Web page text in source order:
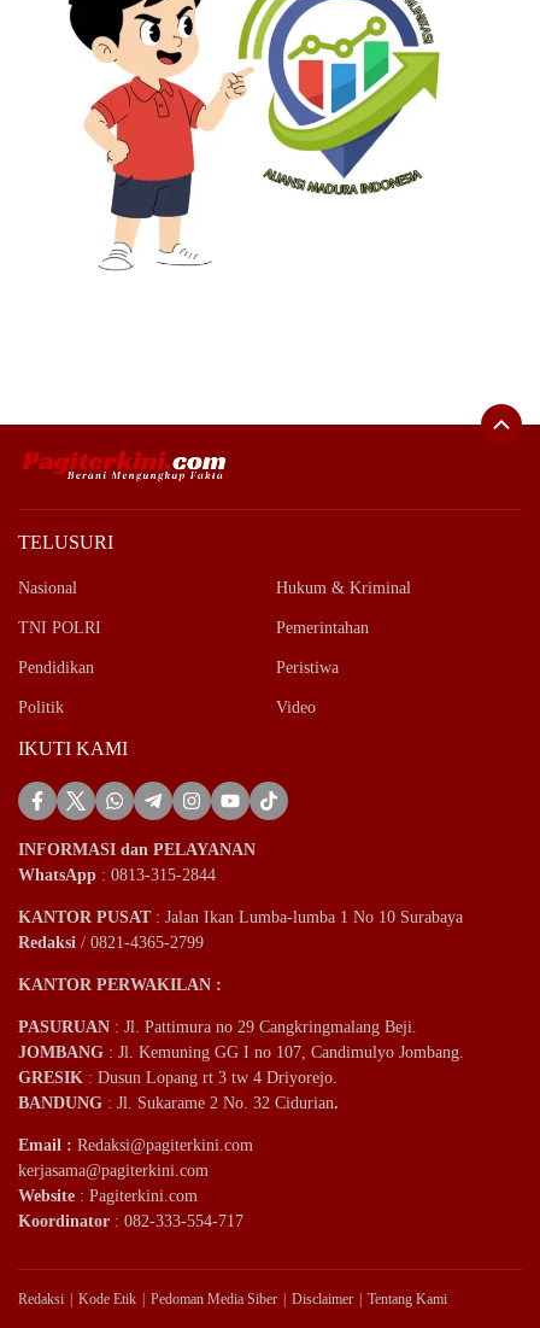
TELUSURI
Nasional Hukum & Kriminal
TNI POLRI Pemerintahan
Pendidikan Peristiwa
Politik Video
IKUTI KAMI
INFORMASI dan PELAYANAN
WhatsApp : 0813-315-2844
KANTOR PUSAT: Jalan Ikan Lumba-lumba 1 No 10 Surabaya
Redaksi / 0821-4365-2799
KANTOR PERWAKILAN :
PASURUAN : Jl. Pattimura no 29 Cangkringmalang Beji.
JOMBANG : Jl. Kemuning GG I no 107, Candimulyo Jombang.
GRESIK : Dusun Lopang rt 3 tw 4 Driyorejo.
BANDUNG : Jl. Sukarame 2 No. 32 Cidurian.
Email : Redaksi@pagiterkini.com
kerjasama@pagiterkini.com
Website : Pagiterkini.com
Koordinator : 082-333-554-717
Redaksi Kode Etik Pedoman Media Siber Disclaimer Tentang Kami